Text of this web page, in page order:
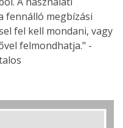
fennálló megbízási
fel kell mondani, vagy
felmondhatja." -